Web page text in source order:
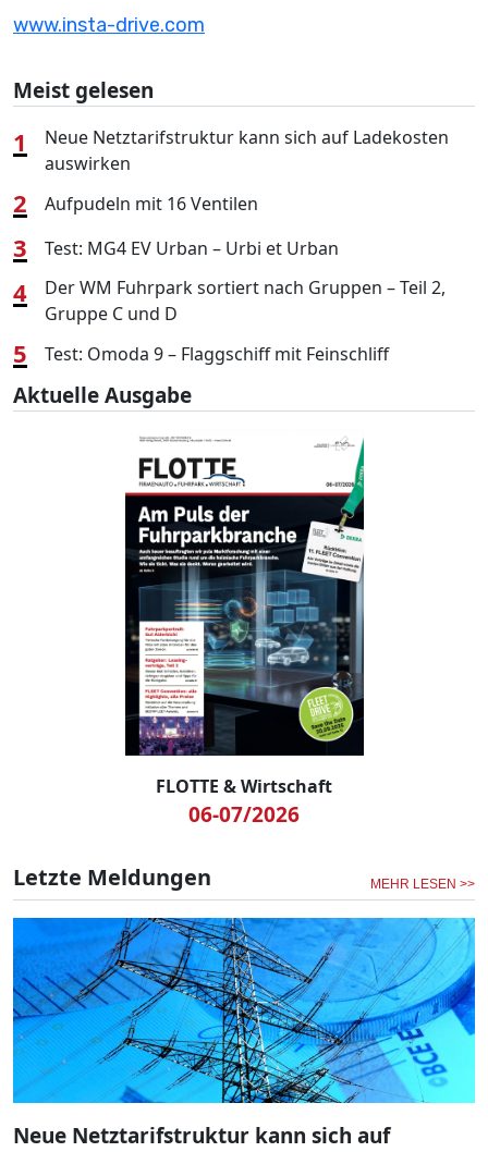
www.insta-drive.com
Meist gelesen
1
Neue Netztarifstruktur kann sich auf Ladekosten
auswirken
2 Aufpudeln mit 16 Ventilen
3 Test: MG4 EV Urban – Urbi et Urban
4
Der WM Fuhrpark sortiert nach Gruppen – Teil 2,
Gruppe C und D
5 Test: Omoda 9 – Flaggschiff mit Feinschliff
Aktuelle Ausgabe
FLOTTE & Wirtschaft
06-07/2026
Letzte Meldungen MEHR LESEN >>
Neue Netztarifstruktur kann sich auf